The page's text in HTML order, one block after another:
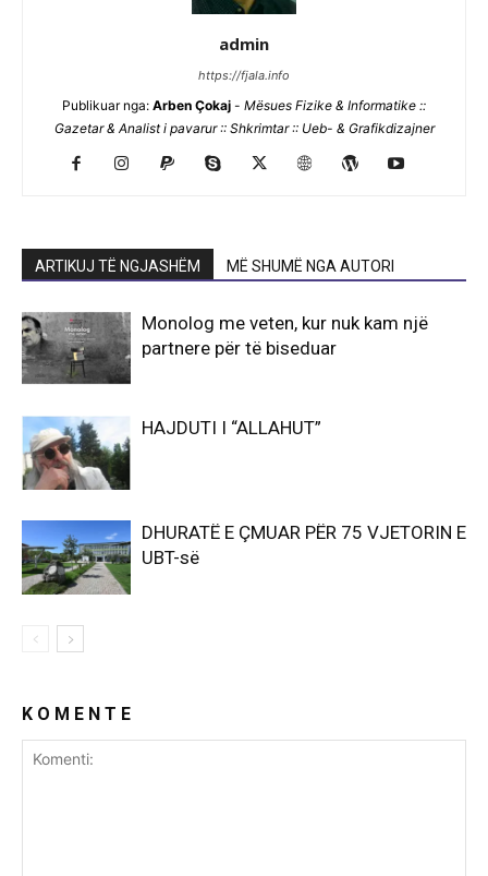
admin
https://fjala.info
Publikuar nga: Arben Çokaj - Mësues Fizike & Informatike ::
Gazetar & Analist i pavarur :: Shkrimtar :: Ueb- & Grafikdizajner
ARTIKUJ TË NGJASHËM MË SHUMË NGA AUTORI
Monolog me veten, kur nuk kam një
partnere për të biseduar
HAJDUTI I “ALLAHUT”
DHURATË E ÇMUAR PËR 75 VJETORIN E
UBT-së
K O M E N T E